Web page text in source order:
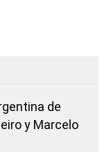
de
y Marcelo